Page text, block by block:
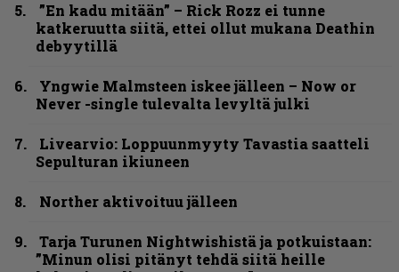
”En kadu mitään” – Rick Rozz ei tunne
katkeruutta siitä, ettei ollut mukana Deathin
debyytillä
Yngwie Malmsteen iskee jälleen – Now or
Never -single tulevalta levyltä julki
Livearvio: Loppuunmyyty Tavastia saatteli
Sepulturan ikiuneen
Norther aktivoituu jälleen
Tarja Turunen Nightwishistä ja potkuistaan:
”Minun olisi pitänyt tehdä siitä heille